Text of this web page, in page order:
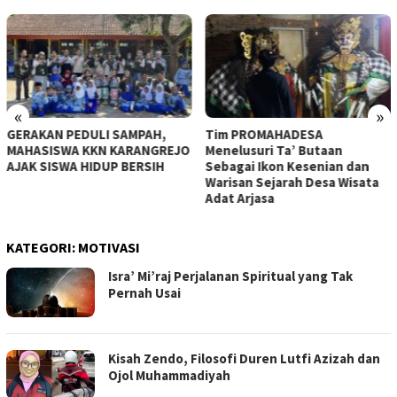
« »
Tim PROMAHADESA
Menelusuri Ta’ Butaan
Sebagai Ikon Kesenian dan
Menggali Potensi Batik Arjasa:
Dari Tradisi Lokal ke
Panggung Internasional
KATEGORI: MOTIVASI
Isra’ Mi’raj Perjalanan Spiritual yang Tak
Pernah Usai
Kisah Zendo, Filosofi Duren Lutfi Azizah dan
Ojol Muhammadiyah